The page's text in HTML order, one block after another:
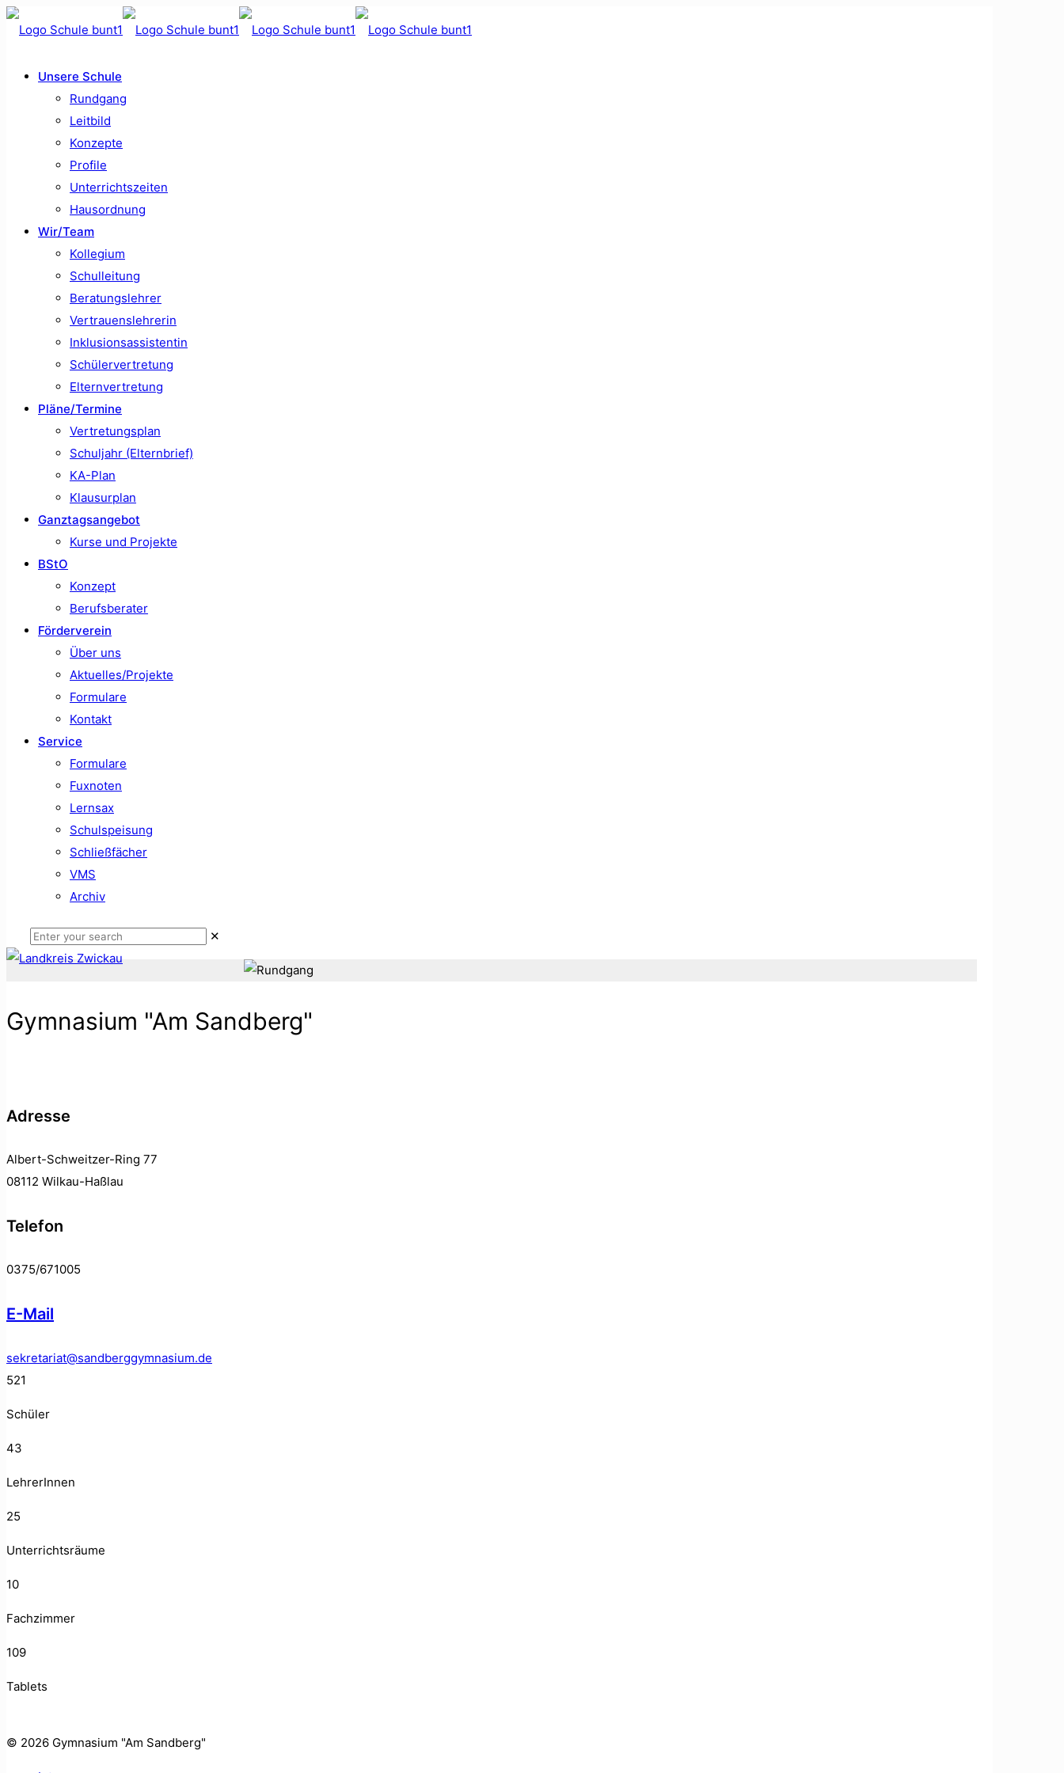
Unsere Schule
Rundgang
Leitbild
Konzepte
Profile
Unterrichtszeiten
Hausordnung
Wir/Team
Kollegium
Schulleitung
Beratungslehrer
Vertrauenslehrerin
Inklusionsassistentin
Schülervertretung
Elternvertretung
Pläne/Termine
Vertretungsplan
Schuljahr (Elternbrief)
KA-Plan
Klausurplan
Ganztagsangebot
Kurse und Projekte
BStO
Konzept
Berufsberater
Förderverein
Über uns
Aktuelles/Projekte
Formulare
Kontakt
Service
Formulare
Fuxnoten
Lernsax
Schulspeisung
Schließfächer
VMS
Archiv
✕
Gymnasium "Am Sandberg"
Adresse
Albert-Schweitzer-Ring 77
08112 Wilkau-Haßlau
Telefon
0375/671005
E-Mail
sekretariat@sandberggymnasium.de
521
Schüler
43
LehrerInnen
25
Unterrichtsräume
10
Fachzimmer
109
Tablets
© 2026 Gymnasium "Am Sandberg"